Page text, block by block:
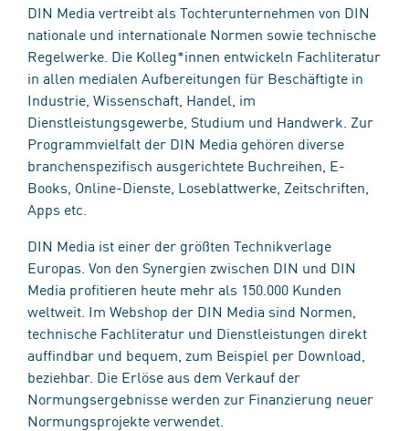
DIN Media vertreibt als Tochterunternehmen von DIN
nationale und internationale Normen sowie technische
Regelwerke. Die Kolleg*innen entwickeln Fachliteratur
in allen medialen Aufbereitungen für Beschäftigte in
Industrie, Wissenschaft, Handel, im
Dienstleistungsgewerbe, Studium und Handwerk. Zur
Programmvielfalt der DIN Media gehören diverse
branchenspezifisch ausgerichtete Buchreihen, E-
Books, Online-Dienste, Loseblattwerke, Zeitschriften,
Apps etc.
DIN Media ist einer der größten Technikverlage
Europas. Von den Synergien zwischen DIN und DIN
Media profitieren heute mehr als 150.000 Kunden
weltweit. Im Webshop der DIN Media sind Normen,
technische Fachliteratur und Dienstleistungen direkt
auffindbar und bequem, zum Beispiel per Download,
beziehbar. Die Erlöse aus dem Verkauf der
Normungsergebnisse werden zur Finanzierung neuer
Normungsprojekte verwendet.